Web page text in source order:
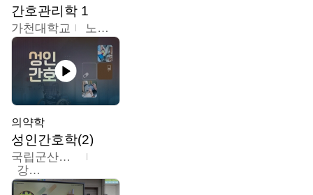
간호관리학 1
가천대학교 노원정
의약학
성인간호학(2)
국립군산대학교
강경아